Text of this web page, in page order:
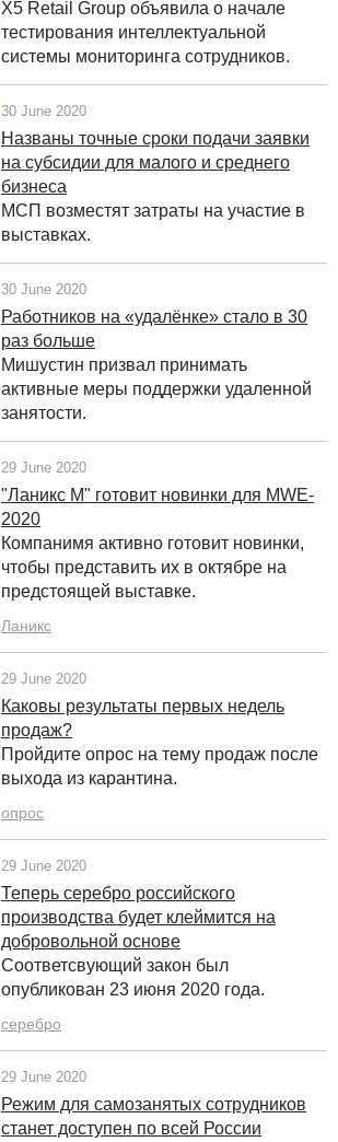
X5 Retail Group объявила о начале
тестирования интеллектуальной
системы мониторинга сотрудников.
30 June 2020
Названы точные сроки подачи заявки
на субсидии для малого и среднего
бизнеса
МСП возместят затраты на участие в
выставках.
30 June 2020
Работников на «удалёнке» стало в 30
раз больше
Мишустин призвал принимать
активные меры поддержки удаленной
занятости.
29 June 2020
"Ланикс М" готовит новинки для MWE-
2020
Компанимя активно готовит новинки,
чтобы представить их в октябре на
предстоящей выставке.
Ланикс
29 June 2020
Каковы результаты первых недель
продаж?
Пройдите опрос на тему продаж после
выхода из карантина.
опрос
29 June 2020
Теперь серебро российского
производства будет клеймится на
добровольной основе
Соответсвующий закон был
опубликован 23 июня 2020 года.
серебро
29 June 2020
Режим для самозанятых сотрудников
станет доступен по всей России